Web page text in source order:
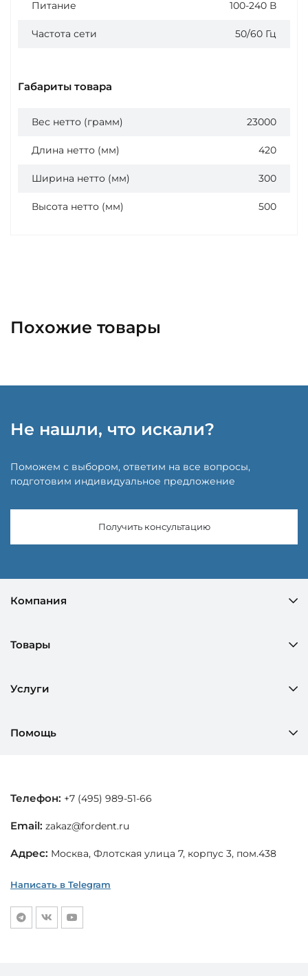
Питание 100-240 В
Частота сети 50/60 Гц
Габариты товара
Вес нетто (грамм) 23000
Длина нетто (мм) 420
Ширина нетто (мм) 300
Высота нетто (мм) 500
Похожие товары
Не нашли, что искали?
Поможем с выбором, ответим на все вопросы,
подготовим индивидуальное предложение
Получить консультацию
Компания
Товары
Услуги
Помощь
Телефон: +7 (495) 989-51-66
Email: zakaz@fordent.ru
Адрес: Москва, Флотская улица 7, корпус 3, пом.438
Написать в Telegram